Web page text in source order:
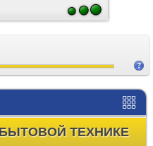
ТЕХНИКЕ